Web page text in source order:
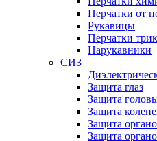
Перчатки от
Рукавицы
Перчатки
Нарукавники
СИЗ
Защита глаз
Защита
Защита
Защита
Защита